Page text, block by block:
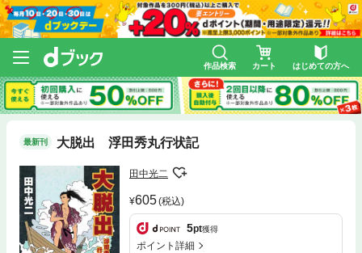
作品検索 カート はじめての方へ
最新刊 大脱出 浮田秀丸行状記
田中光二
605(税込)
5pt獲得
ポイント詳細